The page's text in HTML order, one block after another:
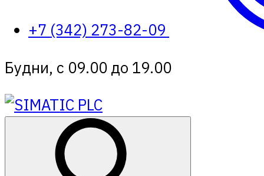
+7 (342) 273-82-09
Будни, с 09.00 до 19.00